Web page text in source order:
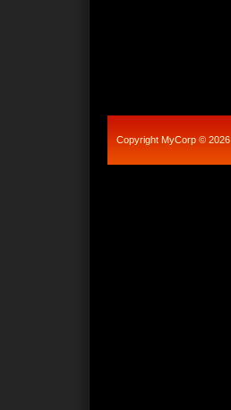
Copyright MyCorp © 2026